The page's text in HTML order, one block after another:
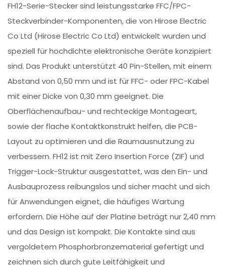
FH12-Serie-Stecker sind leistungsstarke FFC/FPC-
Steckverbinder-Komponenten, die von Hirose Electric
Co Ltd (Hirose Electric Co Ltd) entwickelt wurden und
speziell für hochdichte elektronische Geräte konzipiert
sind. Das Produkt unterstützt 40 Pin-Stellen, mit einem
Abstand von 0,50 mm und ist für FFC- oder FPC-Kabel
mit einer Dicke von 0,30 mm geeignet. Die
Oberflächenaufbau- und rechteckige Montageart,
sowie der flache Kontaktkonstrukt helfen, die PCB-
Layout zu optimieren und die Raumausnutzung zu
verbessern. FH12 ist mit Zero Insertion Force (ZIF) und
Trigger-Lock-Struktur ausgestattet, was den Ein- und
Ausbauprozess reibungslos und sicher macht und sich
für Anwendungen eignet, die häufiges Wartung
erfordern. Die Höhe auf der Platine beträgt nur 2,40 mm
und das Design ist kompakt. Die Kontakte sind aus
vergoldetem Phosphorbronzematerial gefertigt und
zeichnen sich durch gute Leitfähigkeit und